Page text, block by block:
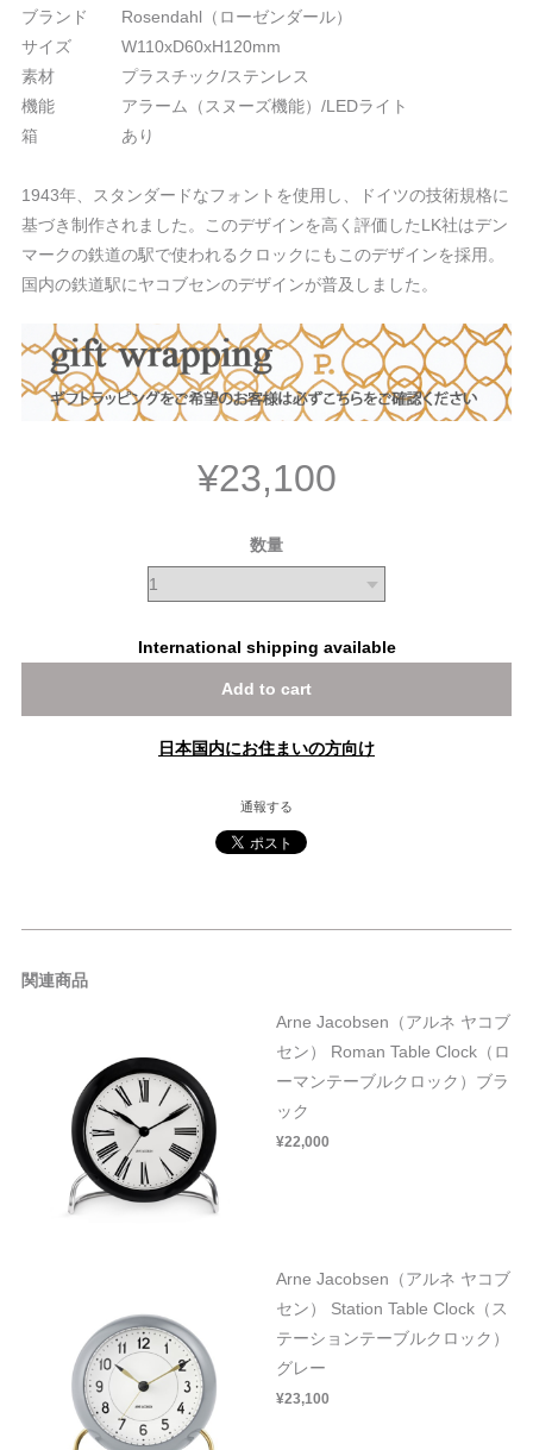
ブランド Rosendahl（ローゼンダール）
サイズ W110xD60xH120mm
素材 プラスチック/ステンレス
機能 アラーム（スヌーズ機能）/LEDライト
箱 あり
1943年、スタンダードなフォントを使用し、ドイツの技術規格に
基づき制作されました。このデザインを高く評価したLK社はデン
マークの鉄道の駅で使われるクロックにもこのデザインを採用。
国内の鉄道駅にヤコブセンのデザインが普及しました。
¥23,100
数量
International shipping available
Add to cart
日本国内にお住まいの方向け
通報する
関連商品
Arne Jacobsen（アルネ ヤコブ
セン） Roman Table Clock（ロ
ーマンテーブルクロック）ブラ
ック
¥22,000
Arne Jacobsen（アルネ ヤコブ
セン） Station Table Clock（ス
テーションテーブルクロック）
グレー
¥23,100